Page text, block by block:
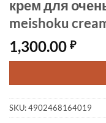
крем для
meishoku
1,300.00 ₽
SKU:4902468164019